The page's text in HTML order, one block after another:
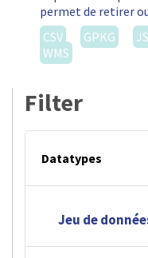
permet de retirer
CSV
GPKG
WMS
Filter
Datatypes
Jeu de